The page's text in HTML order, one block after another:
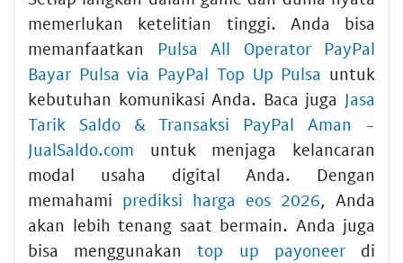
memerlukan ketelitian tinggi. Anda bisa
memanfaatkan Pulsa All Operator PayPal
Bayar Pulsa via PayPal Top Up Pulsa untuk
kebutuhan komunikasi Anda. Baca juga Jasa
Tarik Saldo & Transaksi PayPal Aman -
JualSaldo.com untuk menjaga kelancaran
modal usaha digital Anda. Dengan
memahami prediksi harga eos 2026 , Anda
akan lebih tenang saat bermain. Anda juga
bisa menggunakantop up payoneerdi